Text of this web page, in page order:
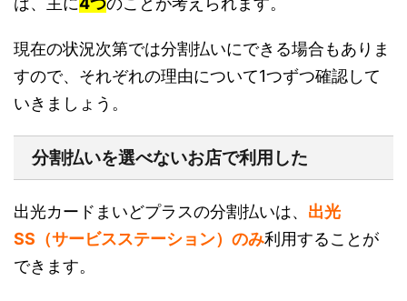
現在の状況次第では分割払いにできる場合もありま
すので、それぞれの理由について1つずつ確認して
いきましょう。
分割払いを選べないお店で利用した
出光カードまいどプラスの分割払いは、 出光
SS（サービスステーション）のみ利用することが
できます。